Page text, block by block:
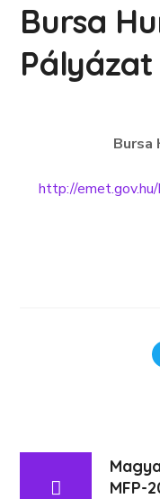
Bursa
Pályázat
Bursa
http://
MFP-